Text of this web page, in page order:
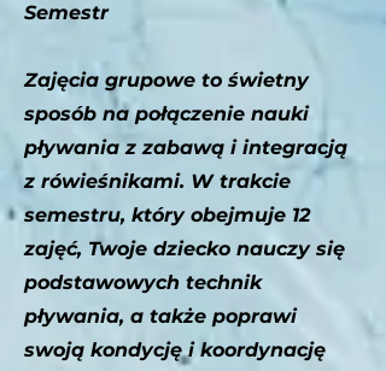
Semestr
Zajęcia grupowe to świetny
sposób na połączenie nauki
pływania z zabawą i integracją
z rówieśnikami. W trakcie
semestru, który obejmuje 12
zajęć, Twoje dziecko nauczy się
podstawowych technik
pływania, a także poprawi
swoją kondycję i koordynację